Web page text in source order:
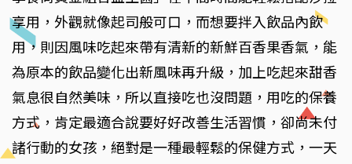
享用，外觀就像起司般可口，而想要拌入飲品內飲
用，則因風味吃起來帶有清新的新鮮百香果香氣，能
為原本的飲品變化出新風味再升級，加上吃起來甜香
氣息很自然美味，所以直接吃也沒問題，用吃的保養
方式，肯定最適合說要好好改善生活習慣，卻尚未付
諸行動的女孩，絕對是一種最輕鬆的保健方式，一天